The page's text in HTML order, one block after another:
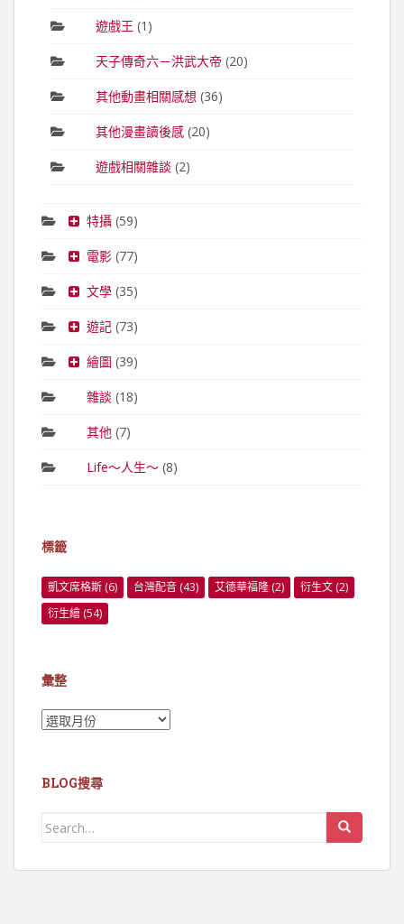
遊戲王 (1)
天子傳奇六－洪武大帝 (20)
其他動畫相關感想 (36)
其他漫畫讀後感(20)
遊戲相關雜談 (2)
特攝(59)
電影(77)
文學(35)
遊記(73)
繪圖 (39)
雜談 (18)
其他(7)
Life～人生～(8)
標籤
凱文席格斯 (6) 台灣配音 (43) 艾德華福隆 (2) 衍生文 (2)
衍生繪 (54)
彙整
彙
BLOG搜尋
Search